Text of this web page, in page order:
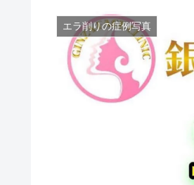
エラ削りの症例写真